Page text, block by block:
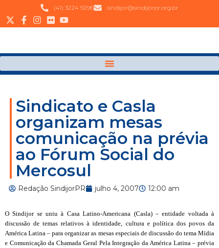
(41) 3224 9296 sindijor@sindijorpr.org.br
Sindicato e Casla
organizam mesas
comunicação na prévia
ao Fórum Social do
Mercosul
Redação SindijorPR julho 4, 2007 12:00 am
O Sindijor se uniu à Casa Latino-Americana (Casla) – entidade voltada à
discussão de temas relativos à identidade, cultura e política dos povos da
América Latina – para organizar as mesas especiais de discussão do tema Mídia
e Comunicação daChamada Geral Pela Integração da América Latina – prévia